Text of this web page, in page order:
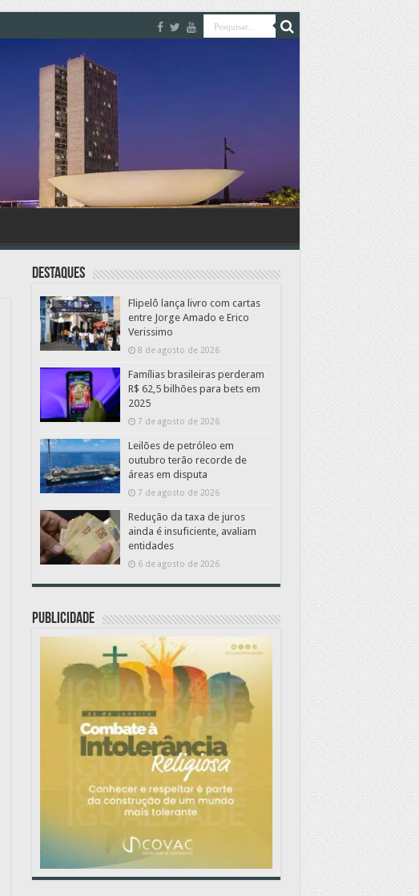
Destaques
Flipelô lança livro com cartas
entre Jorge Amado e Erico
Verissimo
8 de agosto de 2026
Famílias brasileiras perderam
R$ 62,5 bilhões para bets em
2025
7 de agosto de 2026
Leilões de petróleo em
outubro terão recorde de
áreas em disputa
7 de agosto de 2026
Redução da taxa de juros
ainda é insuficiente, avaliam
entidades
6 de agosto de 2026
PUBLICIDADE